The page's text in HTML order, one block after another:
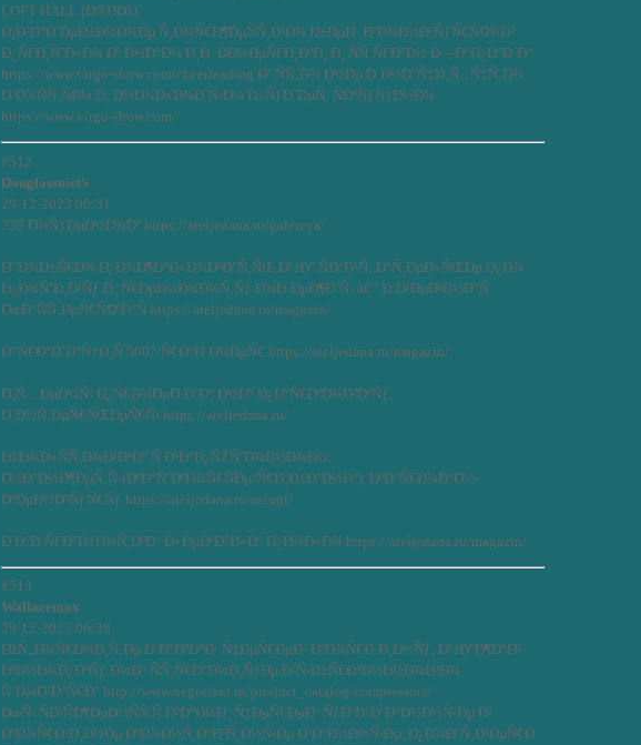
LOFT HALL (Ð®ÐÐž)
Ð¡Ð²Ð°Ð´ÐµÐ±Ð½Ð¾Ðµ Ñ‚Ð¾Ñ€Ð¶ÐµÑÑ‚Ð²Ð¾ Ð±ÐµÐ· ÐºÐ¾Ð½ÐºÑƒÑ€ÑÐ¾Ð²
Ð¿Ñ€Ð¸ÑˆÐ»Ð¾ Ðº Ð½Ð°Ð¼ Ð¸Ð· ÐÐ¼ÐµÑ€Ð¸ÐºÐ¸ Ð¸ ÑÑ‚Ñ€Ð°Ð½ Ð—Ð°Ð¿Ð°Ð´Ð°
https://www.virgo-show.com/cheerleading Ð˜ ÑÑ‚Ð¾ Ð½Ðµ Ð·Ð½Ð°Ñ‡Ð¸Ñ‚, Ñ‡Ñ‚Ð¾
Ð³Ð¾ÑÑ‚ÑÐ¼ Ð¸ Ð¼Ð¾Ð»Ð¾Ð´Ñ‹Ð¼ Ð±ÑƒÐ´ÐµÑ‚ ÑÐºÑƒÑ‡Ð½Ð¾
https://www.virgo-show.com/
#512
DouglassmetS
29-12-2023 06:31
739 Ð¾Ñ†ÐµÐ½Ð¾Ðº https://ateljedana.ru/galereya/
Ð”Ð¾Ð±Ñ€Ð¾ Ð¿Ð¾Ð¶Ð°Ð»Ð¾Ð²Ð°Ñ‚ÑŒ Ð½Ð° ÑÐ°Ð¹Ñ‚ Ð°Ñ‚ÐµÐ»ÑŒÐµ Ð¿Ð¾
Ð¿Ð¾ÑˆÐ¸Ð²Ñƒ Ð¸ Ñ€ÐµÐ¼Ð¾Ð½Ñ‚Ñƒ Ð¾Ð´ÐµÐ¶Ð´Ñ‹ â€” Ð¨Ð²ÐµÐ¹Ð½Ð°Ñ
ÐœÐ°ÑÑ‚ÐµÑ€ÑÐºÐ°Ñ https://ateljedana.ru/magazin/
Ð“Ñ€Ð°Ð´Ð°Ñ†Ð¸Ñ 500?/Ñ€Ð°Ð·Ð¼ÐµÑ€ https://ateljedana.ru/magazin/
Ð¡Ñ…ÐµÐ¼Ñ‹ Ð¿Ñ€Ð¾ÐµÐ·Ð´Ð° Ð½Ð° Ð¿Ð°Ñ€ÐºÐ¾Ð²ÐºÑƒ,
Ð¸Ð½Ñ‚ÐµÑ€ÑŒÐµÑ€Ñ‹ https://ateljedana.ru/
Ð¢Ð¾Ð»ÑÑ‚Ð¾Ð²ÐºÐ° Ñ ÐºÐ°Ð¿ÑŽÑˆÐ¾Ð½Ð¾Ð¼,
Ð¼Ð°Ð½Ð¶ÐµÑ‚Ñ‹(ÐºÐ°ÑˆÐºÐ¾Ñ€ÑÐµ/Ñ€Ð¸Ð±Ð°Ð½Ð°), ÐºÐ°Ñ€Ð¼Ð°Ð½-
ÐºÐµÐ½Ð³ÑƒÑ€Ñƒ https://ateljedana.ru/uslugi/
Ð Ð°Ð·Ñ€Ð°Ð±Ð¾Ñ‚ÐºÐ° Ð»ÐµÐºÐ°Ð»Ð° Ð¿Ð¾Ð»Ð¾ https://ateljedana.ru/magazin/
#513
Wallacemox
29-12-2023 06:38
ÐžÑ„Ð¾Ñ€Ð¼Ð¸Ñ‚Ðµ Ð·Ð°ÐºÐ°Ð· Ñ‡ÐµÑ€ÐµÐ· ÐºÐ¾Ñ€Ð·Ð¸Ð½Ñƒ, Ð½Ð°Ð¶Ð°Ð²
ÐºÐ½Ð¾Ð¿ÐºÑƒ Ð½Ð° ÑÑ‚Ñ€Ð°Ð½Ð¸Ñ†Ðµ Ð²Ñ‹Ð±Ñ€Ð°Ð½Ð½Ð¾Ð³Ð¾
Ñ‚Ð¾Ð²Ð°Ñ€Ð° http://www.negotiant.ru/product_catalog/compressors/
ÐœÑ‹ ÑÐ²ÑÐ¶ÐµÐ¼ÑÑ Ñ Ð²Ð°Ð¼Ð¸ Ñ‡ÐµÑ€ÐµÐ· ÑƒÐºÐ°Ð·Ð°Ð½Ð½Ñ‹Ðµ Ð²
ÐºÐ¾Ñ€Ð·Ð¸Ð½Ðµ ÐºÐ¾Ð½Ñ‚Ð°ÐºÑ‚Ð½Ñ‹Ðµ Ð´Ð°Ð½Ð½Ñ‹Ðµ, Ð¿Ð¾Ð´Ñ‚Ð²ÐµÑ€Ð